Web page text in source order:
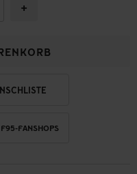
+
FANSHOPS